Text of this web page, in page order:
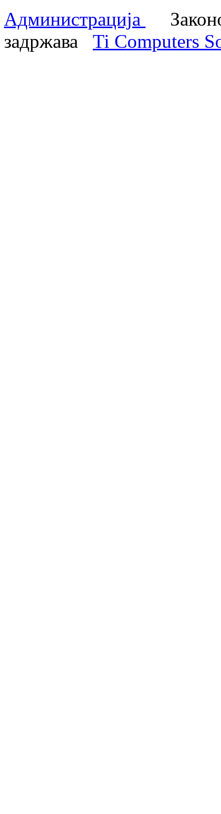
Администрација
задржава Ti Computers